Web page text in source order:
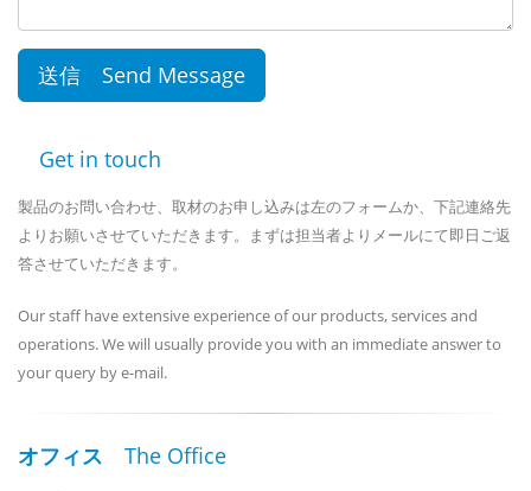
Get in touch
製品のお問い合わせ、取材のお申し込みは左のフォームか、下記連絡先
よりお願いさせていただきます。まずは担当者よりメールにて即日ご返
答させていただきます。
Our staff have extensive experience of our products, services and
operations. We will usually provide you with an immediate answer to
your query by e-mail.
オフィス The Office